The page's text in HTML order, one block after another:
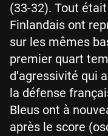
(33-32). Tout
Finlandais ont
sur les mêmes
premier quart
d’agressivité qui
la défense
Bleus ont à
après le score